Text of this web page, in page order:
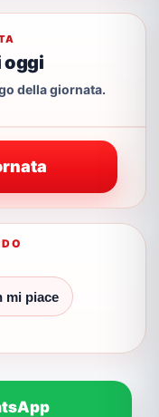
oggi
della giornata.
mi piace